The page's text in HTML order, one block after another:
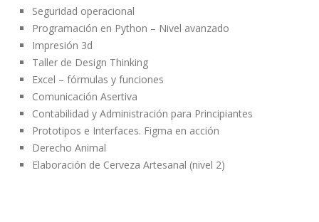
Seguridad operacional
Programación en Python – Nivel avanzado
Impresión 3d
Taller de Design Thinking
Excel – fórmulas y funciones
Comunicación Asertiva
Contabilidad y Administración para Principiantes
Prototipos e Interfaces. Figma en acción
Derecho Animal
Elaboración de Cerveza Artesanal (nivel 2)